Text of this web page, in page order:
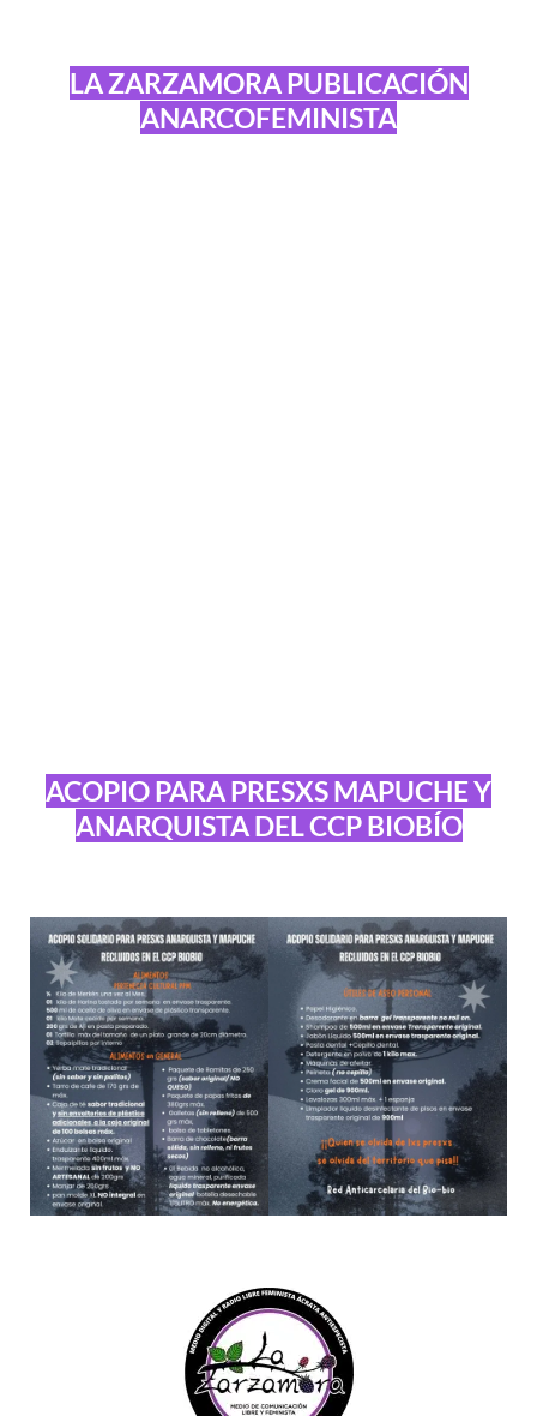
LA ZARZAMORA PUBLICACIÓN
ANARCOFEMINISTA
ACOPIO PARA PRESXS MAPUCHE Y
ANARQUISTA DEL CCP BIOBÍO